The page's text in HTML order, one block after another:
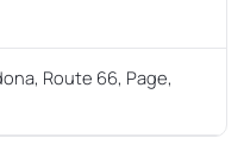
Route 66, Page,